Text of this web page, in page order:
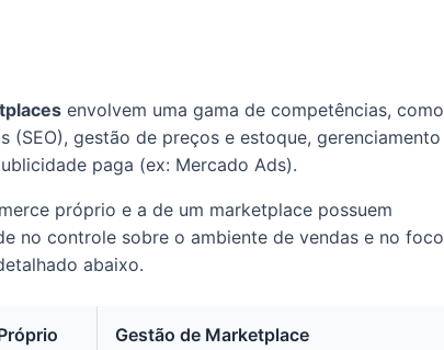
envolvem uma gama de competências, como
(SEO), gestão de preços e estoque, gerenciamento
paga (ex: Mercado Ads).
próprio e a de um marketplace possuem
no controle sobre o ambiente de vendas e no foco
abaixo.
Gestão de Marketplace